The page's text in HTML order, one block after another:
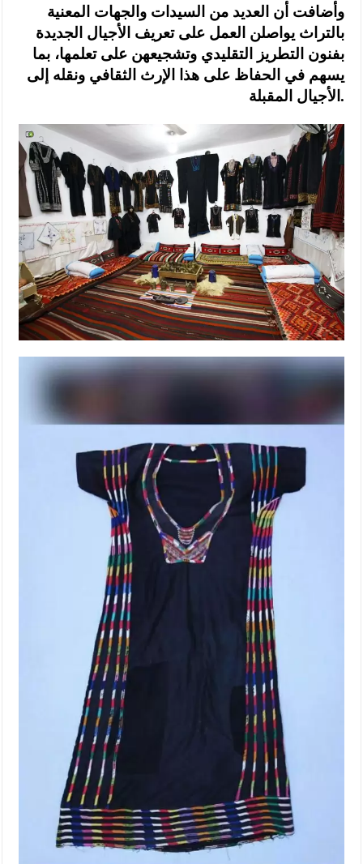
وأضافت أن العديد من السيدات والجهات المعنية
بالتراث يواصلن العمل على تعريف الأجيال الجديدة
بفنون التطريز التقليدي وتشجيعهن على تعلمها، بما
يسهم في الحفاظ على هذا الإرث الثقافي ونقله إلى
الأجيال المقبلة.